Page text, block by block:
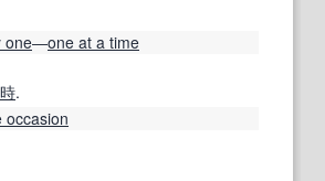
one―one at a time
.
occasion